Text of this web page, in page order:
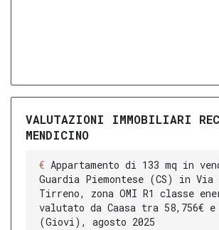
VALUTAZIONI IMMOBILIARI
MENDICINO
Appartamento di 133 mq in
Guardia Piemontese (CS) in Via
Tirreno, zona OMI R1 classe
valutato da Caasa tra 58,756€ e
(Giovi), agosto 2025